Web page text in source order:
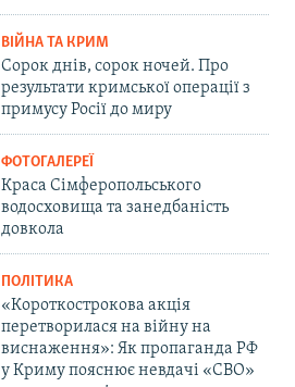
ВІЙНА ТА КРИМ
Сорок днів, сорок ночей. Про
результати кримської операції з
примусу Росії до миру
ФОТОГАЛЕРЕЇ
Краса Сімферопольського
водосховища та занедбаність
довкола
ПОЛІТИКА
«Короткострокова акція
перетворилася на війну на
виснаження»: Як пропаганда РФ
у Криму пояснює невдачі «СВО»